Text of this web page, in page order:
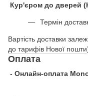
Кур'єром до дверей
Термін
Вартість доставки
до тарифів Нової пошти
Оплата
- Онлайн-оплата